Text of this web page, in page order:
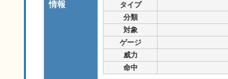
情報 タイプ
分類
対象
ゲージ
威力
命中